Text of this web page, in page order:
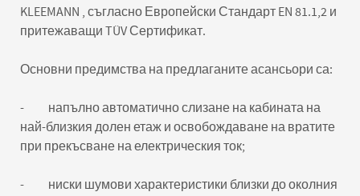
KLEEMANN , съгласно Европейски Стандарт EN 81.1,2 и
притежаващи TÜV Сертификат.
Основни предимства на предлаганите асансьори са:
- напълно автоматично слизане на кабината на
най-близкия долен етаж и освобождаване на вратите
при прекъсване на електрическия ток;
- ниски шумови характеристики близки до околния